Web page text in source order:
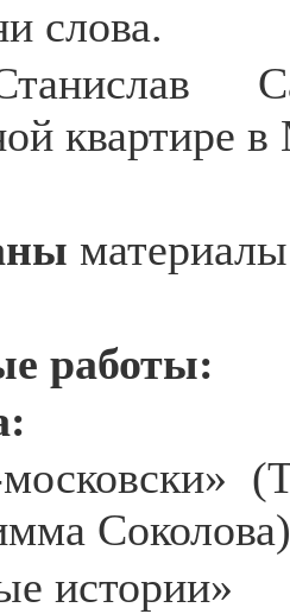
слова.
квартире
работы:
Соколова)
истории»